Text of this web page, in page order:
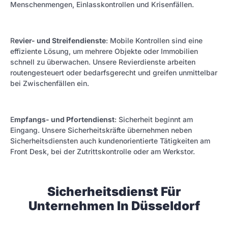
Menschenmengen, Einlasskontrollen und Krisenfällen.
Revier- und Streifendienste: Mobile Kontrollen sind eine
effiziente Lösung, um mehrere Objekte oder Immobilien
schnell zu überwachen. Unsere Revierdienste arbeiten
routengesteuert oder bedarfsgerecht und greifen unmittelbar
bei Zwischenfällen ein.
Empfangs- und Pfortendienst: Sicherheit beginnt am
Eingang. Unsere Sicherheitskräfte übernehmen neben
Sicherheitsdiensten auch kundenorientierte Tätigkeiten am
Front Desk, bei der Zutrittskontrolle oder am Werkstor.
Sicherheitsdienst Für
Unternehmen In Düsseldorf